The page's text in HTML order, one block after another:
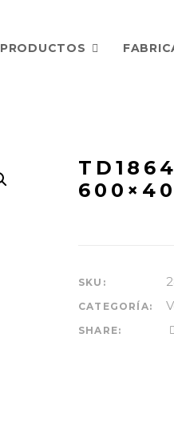
PRODUCTOS
SKU:
CATEGORÍA:
SHARE: